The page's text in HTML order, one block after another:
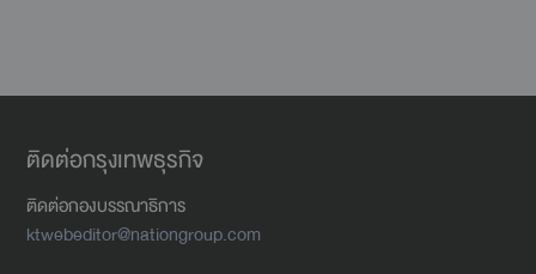
ติดต่อกรุงเทพธุรกิจ
ติดต่อกองบรรณาธิการ
ktwebeditor@nationgroup.com